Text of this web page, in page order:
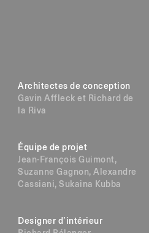
Architectes de conception
Gavin Affleck et Richard de
la Riva
Équipe de projet
Jean-François Guimont,
Suzanne Gagnon, Alexandre
Cassiani, Sukaina Kubba
Designer d’intérieur